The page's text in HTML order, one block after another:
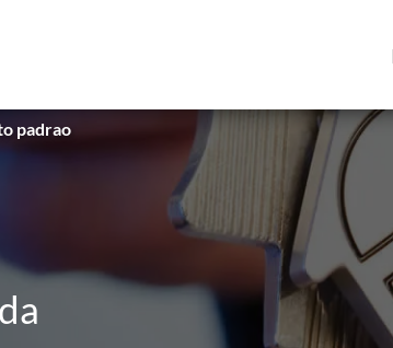
centro Venda 1.450.000 Locação
padrao